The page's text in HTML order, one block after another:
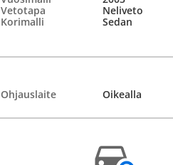
Vetotapa
Neliveto
Korimalli
Sedan
Ohjauslaite Oikealla